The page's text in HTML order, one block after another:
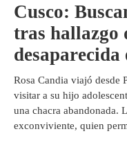
Cusco:
tras hallazgo
Rosa Candia viajó desde
visitar a su hijo
una chacra abandonada.
exconviviente, quien